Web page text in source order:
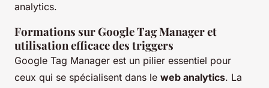
analytics.
Formations sur Google Tag Manager et
utilisation efficace des triggers
Google Tag Manager est un pilier essentiel pour
ceux qui se spécialisent dans le web analytics. La